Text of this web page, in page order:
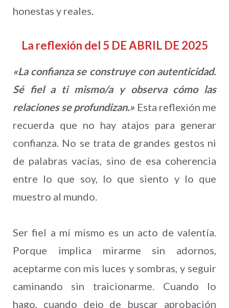
honestas y reales.
La reflexión del 5 DE ABRIL DE 2025
«La confianza se construye con autenticidad.
Sé fiel a ti mismo/a y observa cómo las
relaciones se profundizan.» Esta reflexión me
recuerda que no hay atajos para generar
confianza. No se trata de grandes gestos ni
de palabras vacías, sino de esa coherencia
entre lo que soy, lo que siento y lo que
muestro al mundo.
Ser fiel a mí mismo es un acto de valentía.
Porque implica mirarme sin adornos,
aceptarme con mis luces y sombras, y seguir
caminando sin traicionarme. Cuando lo
hago, cuando dejo de buscar aprobación